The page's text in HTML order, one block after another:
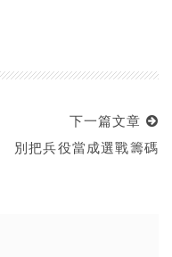
下一篇文章
別把兵役當成選戰籌碼